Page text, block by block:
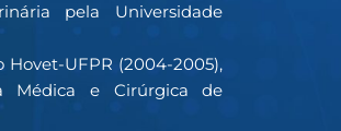
pela Universidade
UFPR (2004-2005),
Médica e Cirúrgica de